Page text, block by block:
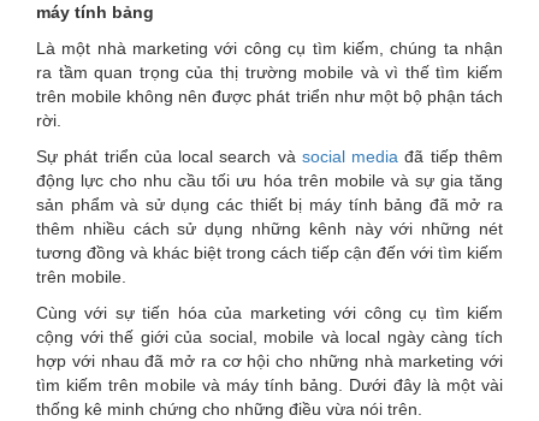
máy tính bảng
Là một nhà marketing với công cụ tìm kiếm, chúng ta nhận
ra tầm quan trọng của thị trường mobile và vì thế tìm kiếm
trên mobile không nên được phát triển như một bộ phận tách
rời.
Sự phát triển của local search và social media đã tiếp thêm
động lực cho nhu cầu tối ưu hóa trên mobile và sự gia tăng
sản phẩm và sử dụng các thiết bị máy tính bảng đã mở ra
thêm nhiều cách sử dụng những kênh này với những nét
tương đồng và khác biệt trong cách tiếp cận đến với tìm kiếm
trên mobile.
Cùng với sự tiến hóa của marketing với công cụ tìm kiếm
cộng với thế giới của social, mobile và local ngày càng tích
hợp với nhau đã mở ra cơ hội cho những nhà marketing với
tìm kiếm trên mobile và máy tính bảng. Dưới đây là một vài
thống kê minh chứng cho những điều vừa nói trên.